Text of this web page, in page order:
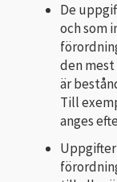
De
och som
den
är
Till
anges